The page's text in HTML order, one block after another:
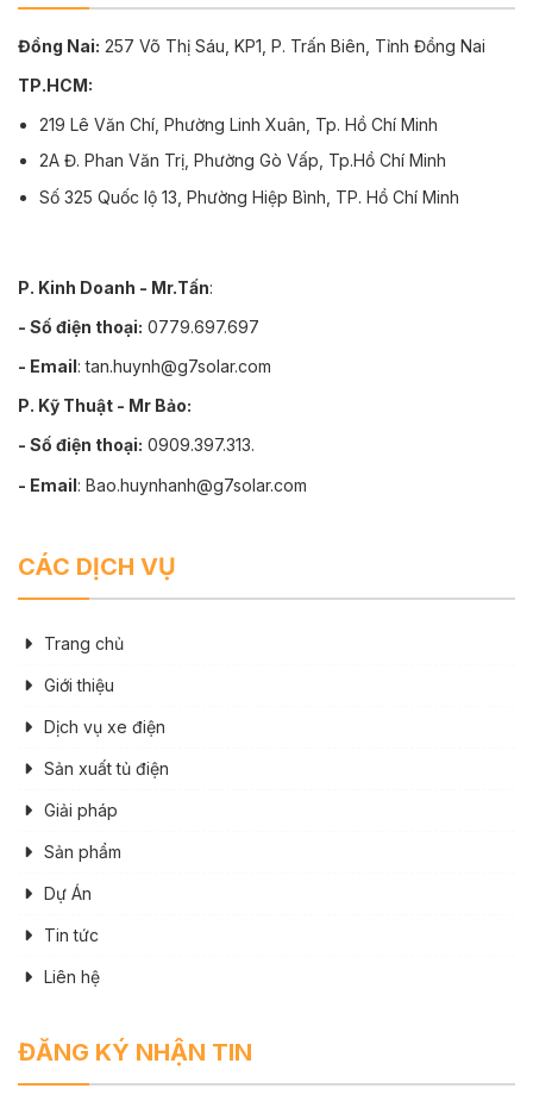
Đồng Nai: 257 Võ Thị Sáu, KP1, P. Trấn Biên, Tỉnh Đồng Nai
TP.HCM:
219 Lê Văn Chí, Phường Linh Xuân, Tp. Hồ Chí Minh
2A Đ. Phan Văn Trị, Phường Gò Vấp, Tp.Hồ Chí Minh
Số 325 Quốc lộ 13, Phường Hiệp Bình, TP. Hồ Chí Minh
P. Kinh Doanh - Mr.Tấn:
- Số điện thoại: 0779.697.697
- Email: tan.huynh@g7solar.com
P. Kỹ Thuật - Mr Bảo:
- Số điện thoại: 0909.397.313.
- Email: Bao.huynhanh@g7solar.com
CÁC DỊCH VỤ
Trang chủ
Giới thiệu
Dịch vụ xe điện
Sản xuất tủ điện
Giải pháp
Sản phẩm
Dự Án
Tin tức
Liên hệ
ĐĂNG KÝ NHẬN TIN